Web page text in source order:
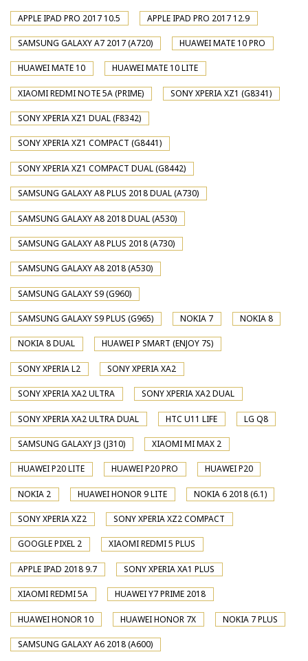
APPLE IPAD PRO 2017 10.5 APPLE IPAD PRO 2017 12.9
SAMSUNG GALAXY A7 2017 (A720) HUAWEI MATE 10 PRO
HUAWEI MATE 10 HUAWEI MATE 10 LITE
XIAOMI REDMI NOTE 5A (PRIME) SONY XPERIA XZ1 (G8341)
SONY XPERIA XZ1 DUAL (F8342)
SONY XPERIA XZ1 COMPACT (G8441)
SONY XPERIA XZ1 COMPACT DUAL (G8442)
SAMSUNG GALAXY A8 PLUS 2018 DUAL (A730)
SAMSUNG GALAXY A8 2018 DUAL (A530)
SAMSUNG GALAXY A8 PLUS 2018 (A730)
SAMSUNG GALAXY A8 2018 (A530)
SAMSUNG GALAXY S9 (G960)
SAMSUNG GALAXY S9 PLUS (G965) NOKIA 7 NOKIA 8
NOKIA 8 DUAL HUAWEI P SMART (ENJOY 7S)
SONY XPERIA L2 SONY XPERIA XA2
SONY XPERIA XA2 ULTRA SONY XPERIA XA2 DUAL
SONY XPERIA XA2 ULTRA DUAL HTC U11 LIFE LG Q8
SAMSUNG GALAXY J3 (J310) XIAOMI MI MAX 2
HUAWEI P20 LITE HUAWEI P20 PRO HUAWEI P20
NOKIA 2 HUAWEI HONOR 9 LITE NOKIA 6 2018 (6.1)
SONY XPERIA XZ2 SONY XPERIA XZ2 COMPACT
GOOGLE PIXEL 2 XIAOMI REDMI 5 PLUS
APPLE IPAD 2018 9.7 SONY XPERIA XA1 PLUS
XIAOMI REDMI 5A HUAWEI Y7 PRIME 2018
HUAWEI HONOR 10 HUAWEI HONOR 7X NOKIA 7 PLUS
SAMSUNG GALAXY A6 2018 (A600)